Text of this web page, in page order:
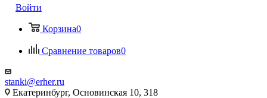
Войти
Корзина0
Сравнение товаров0
stanki@erher.ru
Екатеринбург, Основинская 10, 318